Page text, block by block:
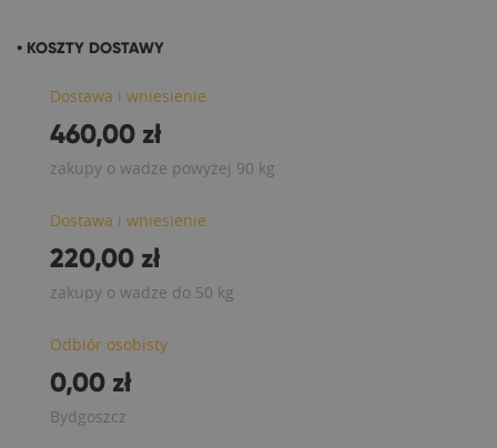
• KOSZTY DOSTAWY
Dostawa i wniesienie
460,00 zł
zakupy o wadze powyżej 90 kg
Dostawa i wniesienie
220,00 zł
zakupy o wadze do 50 kg
Odbiór osobisty
0,00 zł
Bydgoszcz